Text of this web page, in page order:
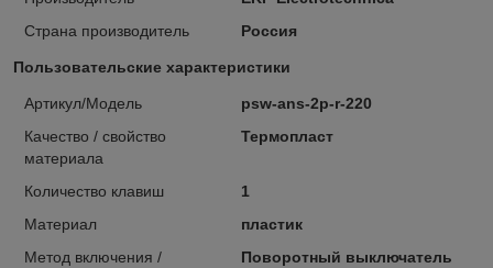
Страна производитель
Россия
Пользовательские характеристики
Артикул/Модель
psw-ans-2p-r-220
Качество / свойство
материала
Термопласт
Количество клавиш
1
Материал
пластик
Метод включения /
Поворотный выключатель